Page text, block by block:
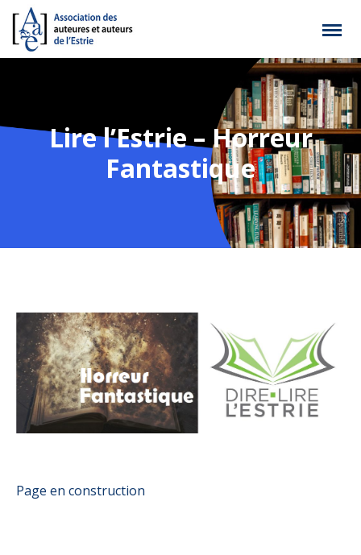
Lire l’Estrie – Horreur
Fantastique
Page en construction